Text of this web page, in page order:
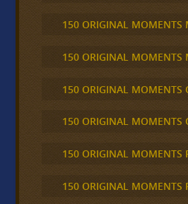
150 ORIGINAL MOMENTS
150 ORIGINAL MOMENTS
150 ORIGINAL MOMENTS
150 ORIGINAL MOMENTS
150 ORIGINAL MOMENTS
150 ORIGINAL MOMENTS